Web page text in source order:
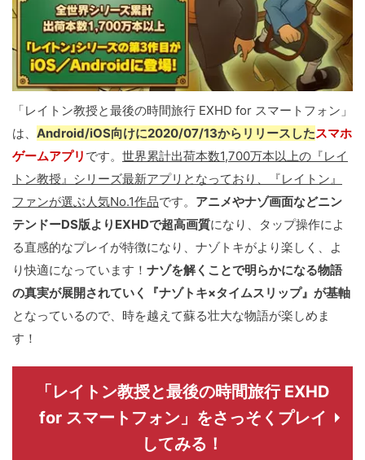
「レイトン教授と最後の時間旅行 EXHD for スマートフォン」
は、 Android/iOS向けに2020/07/13からリリースしたスマホ
ゲームアプリ です。 世界累計出荷本数1,700万本以上の『レイ
トン教授』シリーズ最新アプリとなっており、『レイトン』
ファンが選ぶ人気No.1作品です。 アニメやナゾ画面などニン
テンドーDS版よりEXHDで超高画質になり、タップ操作によ
る直感的なプレイが特徴になり、ナゾトキがより楽しく、よ
り快適になっています！ ナゾを解くことで明らかになる物語
の真実が展開されていく『ナゾトキ×タイムスリップ』が基軸
となっているので、時を越えて蘇る壮大な物語が楽しめま
す！
「レイトン教授と最後の時間旅行 EXHD
for スマートフォン」をさっそくプレイ
してみる！